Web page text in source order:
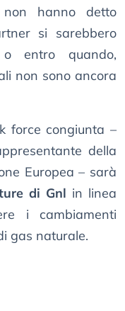
hanno detto
si sarebbero
o entro quando,
non sono ancora
force congiunta –
della
Europea – sarà
di Gnl in linea
i cambiamenti
gas naturale.